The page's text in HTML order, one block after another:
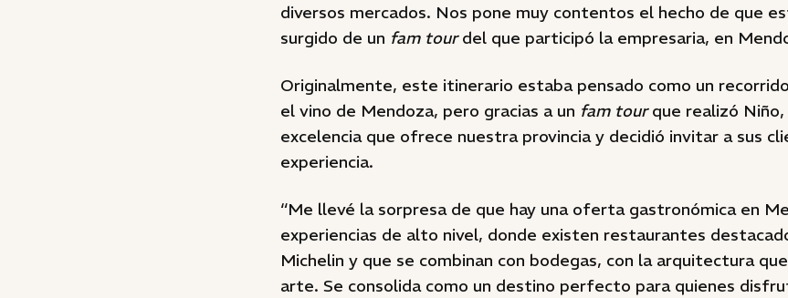
diversos mercados. Nos pone muy contentos el hecho de que
surgido de un fam tourdel que participó la empresaria, en
Originalmente, este itinerario estaba pensado como un
el vino de Mendoza, pero gracias a un fam tourque realizó Niño,
excelencia que ofrece nuestra provincia y decidió invitar a sus
experiencia.
“Me llevé la sorpresa de que hay una oferta gastronómica en
experiencias de alto nivel, donde existen restaurantes
Michelin y que se combinan con bodegas, con la arquitectura
arte. Se consolida como un destino perfecto para quienes